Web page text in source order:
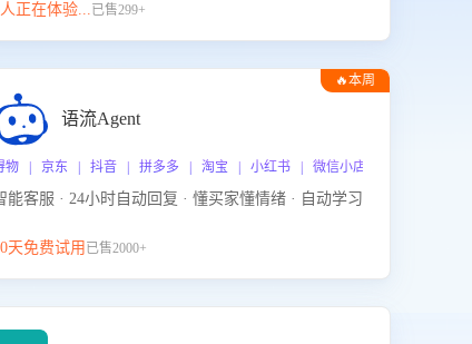
正在体验...已售299+
信
🔥本周
语流Agent
物 | 京东 | 抖音 | 拼多多 | 淘宝 | 小红书 | 微信小店 | 快手 | 唯品
能客服 · 24小时自动回复 · 懂买家懂情绪 · 自动学习
天免费试用 已售2000+